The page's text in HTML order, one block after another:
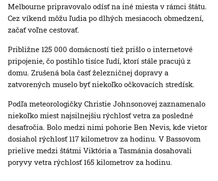
Melbourne pripravovalo odísť na iné miesta v rámci štátu.
Cez víkend môžu ľudia po dlhých mesiacoch obmedzení,
začať voľne cestovať.
Približne 125 000 domácností tiež prišlo o internetové
pripojenie, čo postihlo tisíce ľudí, ktorí stále pracujú z
domu. Zrušená bola časť železničnej dopravy a
zatvorených muselo byť niekoľko očkovacích stredísk.
Podľa meteorologičky Christie Johnsonovej zaznamenalo
niekoľko miest najsilnejšiu rýchlosť vetra za posledné
desaťročia. Bolo medzi nimi pohorie Ben Nevis, kde vietor
dosiahol rýchlosť 117 kilometrov za hodinu. V Bassovom
prielive medzi štátmi Viktória a Tasmánia dosahovali
poryvy vetra rýchlosť 165 kilometrov za hodinu.